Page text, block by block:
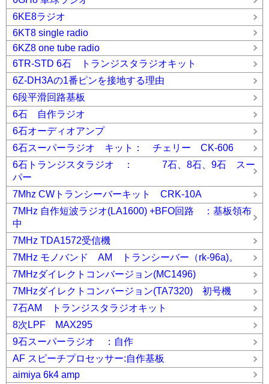
6KE8ラジオ
6KT8 single radio
6KZ8 one tube radio
6TR-STD 6石 トランジスタラジオキット
6Z-DH3Aの1番ピンを接地する理由
6段平滑回路基板
6石 自作ラジオ
6石オーディオアンプ
6石スーパーラジオ キット： チェリー CK-606
6石トランジスタラジオ ： 7石、8石、9石 スー
パー
7Mhz CWトランシーバーキット CRK-10A
7MHz 自作短波ラジオ(LA1600) +BFO回路 ：基板領布
中
7MHz TDA1572受信機
7MHz モノバンド AM トランシーバー（rk-96a)。
7MHzダイレクトコンバージョン(MC1496)
7MHzダイレクトコンバージョン(TA7320) 初号機
7石AM トランジスタラジオキット
8次LPF MAX295
9石スーパーラジオ ：自作
AF スピーチプロセッサー:自作基板
aimiya 6k4 amp